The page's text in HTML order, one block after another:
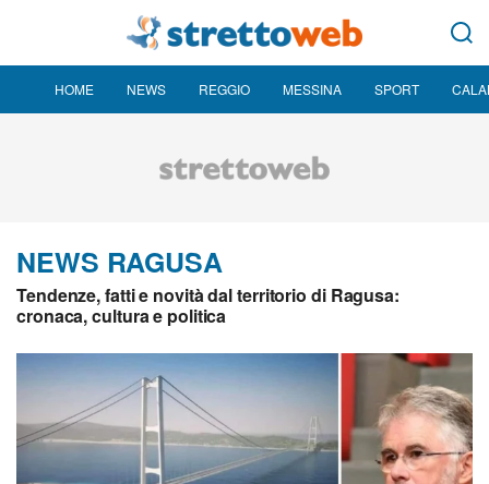
HOME NEWS REGGIO MESSINA SPORT
NEWS RAGUSA
Tendenze, fatti e novità dal territorio di Ragusa:
cronaca, cultura e politica